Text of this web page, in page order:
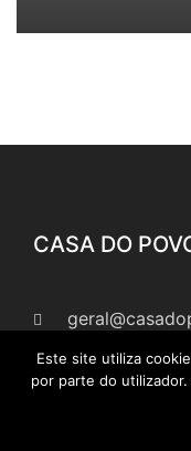
CASA DO
291 822 300
ER 222 –
Laranjeiras, D
Este site utiliza
por parte do